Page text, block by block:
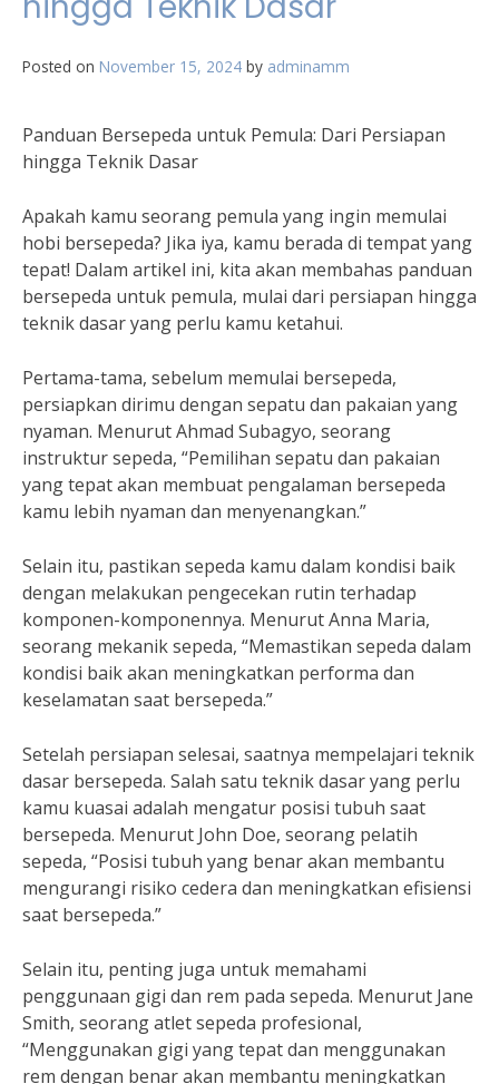
Posted on November 15, 2024 by adminamm
Panduan Bersepeda untuk Pemula: Dari Persiapan
hingga Teknik Dasar
Apakah kamu seorang pemula yang ingin memulai
hobi bersepeda? Jika iya, kamu berada di tempat yang
tepat! Dalam artikel ini, kita akan membahas panduan
bersepeda untuk pemula, mulai dari persiapan hingga
teknik dasar yang perlu kamu ketahui.
Pertama-tama, sebelum memulai bersepeda,
persiapkan dirimu dengan sepatu dan pakaian yang
nyaman. Menurut Ahmad Subagyo, seorang
instruktur sepeda, “Pemilihan sepatu dan pakaian
yang tepat akan membuat pengalaman bersepeda
kamu lebih nyaman dan menyenangkan.”
Selain itu, pastikan sepeda kamu dalam kondisi baik
dengan melakukan pengecekan rutin terhadap
komponen-komponennya. Menurut Anna Maria,
seorang mekanik sepeda, “Memastikan sepeda dalam
kondisi baik akan meningkatkan performa dan
keselamatan saat bersepeda.”
Setelah persiapan selesai, saatnya mempelajari teknik
dasar bersepeda. Salah satu teknik dasar yang perlu
kamu kuasai adalah mengatur posisi tubuh saat
bersepeda. Menurut John Doe, seorang pelatih
sepeda, “Posisi tubuh yang benar akan membantu
mengurangi risiko cedera dan meningkatkan efisiensi
saat bersepeda.”
Selain itu, penting juga untuk memahami
penggunaan gigi dan rem pada sepeda. Menurut Jane
Smith, seorang atlet sepeda profesional,
“Menggunakan gigi yang tepat dan menggunakan
rem dengan benar akan membantu meningkatkan